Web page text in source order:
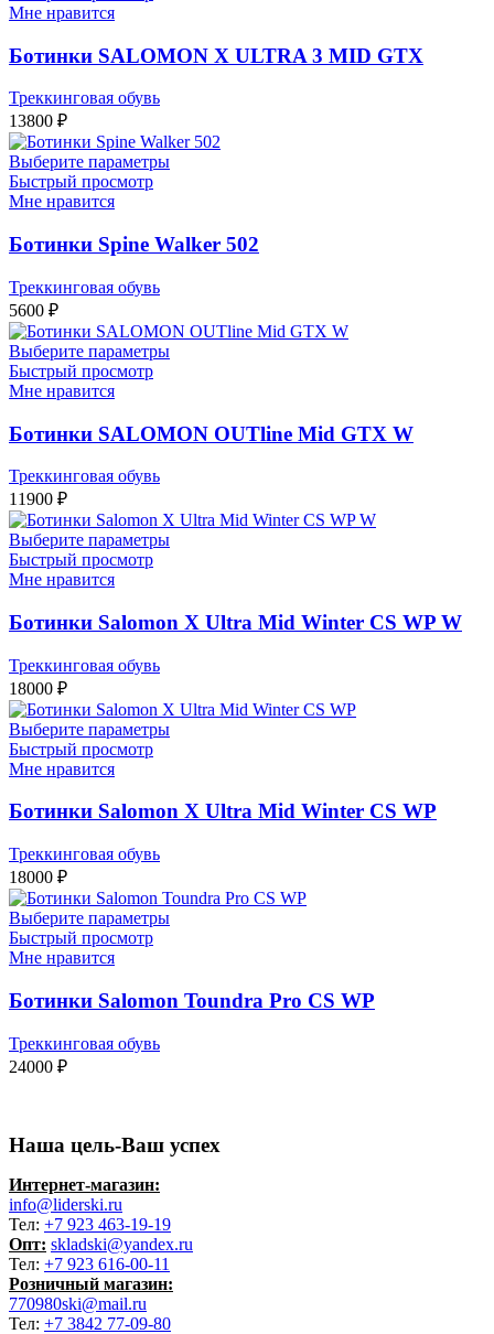
Мне нравится
Ботинки SALOMON X ULTRA 3 MID GTX
Треккинговая обувь
13800 ₽
Выберите параметры
Быстрый просмотр
Мне нравится
Ботинки Spine Walker 502
Треккинговая обувь
5600 ₽
Выберите параметры
Быстрый просмотр
Мне нравится
Ботинки SALOMON OUTline Mid GTX W
Треккинговая обувь
11900 ₽
Выберите параметры
Быстрый просмотр
Мне нравится
Ботинки Salomon X Ultra Mid Winter CS WP W
Треккинговая обувь
18000 ₽
Выберите параметры
Быстрый просмотр
Мне нравится
Ботинки Salomon X Ultra Mid Winter CS WP
Треккинговая обувь
18000 ₽
Выберите параметры
Быстрый просмотр
Мне нравится
Ботинки Salomon Toundra Pro CS WP
Треккинговая обувь
24000 ₽
Наша цель-Ваш успех
Интернет-магазин:
info@liderski.ru
Тел: +7 923 463-19-19
Опт: skladski@yandex.ru
Тел: +7 923 616-00-11
Розничный магазин:
770980ski@mail.ru
Тел: +7 3842 77-09-80